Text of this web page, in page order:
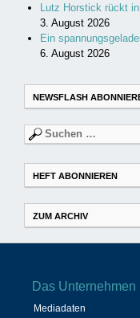
Lutz Horstick rückt
3. August 2026
Ein
6. August 2026
NEWSFLASH
Suchen
nach:
HEFT ABONNIEREN
ZUM ARCHIV
Das Unternehmen
Mediadaten